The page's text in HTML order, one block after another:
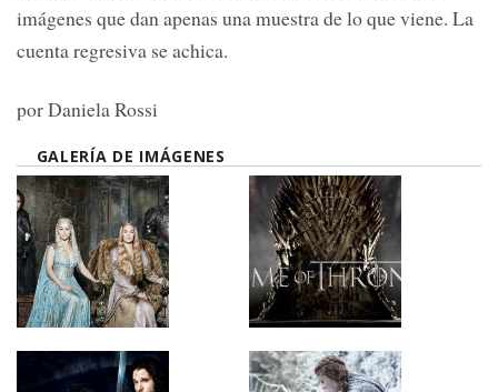
imágenes que dan apenas una muestra de lo que viene. La
cuenta regresiva se achica.
por Daniela Rossi
GALERÍA DE IMÁGENES